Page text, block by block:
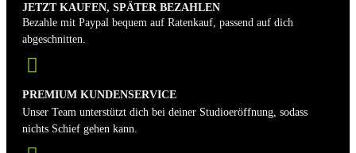
JETZT KAUFEN, SPÄTER BEZAHLEN
Bezahle mit Paypal bequem auf Ratenkauf, passend auf dich
abgeschnitten.
PREMIUM KUNDENSERVICE
Unser Team unterstützt dich bei deiner Studioeröffnung, sodass
nichts Schief gehen kann.